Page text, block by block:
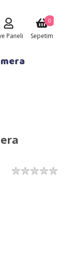
Paneli Sepetim
0